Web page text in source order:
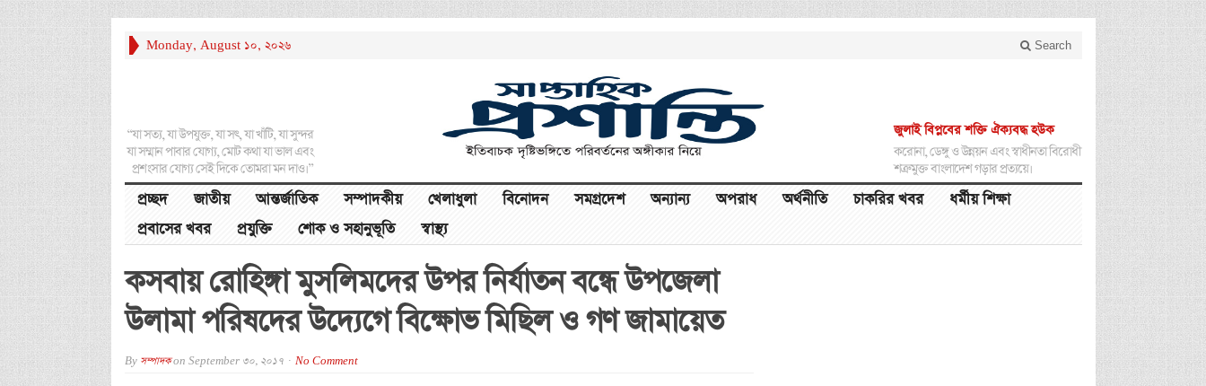
Monday, August 10, 2026 Search
“যা সত্য, যা উপযুক্ত, যা সৎ, যা খাঁটি, যা সুন্দর
যা সম্মান পাবার যোগ্য, মোট কথা যা ভাল এবং
প্রশংসার যোগ্য সেই দিকে তোমরা মন দাও।”
জুলাই বিপ্লবের শক্তি ঐক্যবদ্ধ হউক
করোনা, ডেঙ্গু ও উন্নয়ন এবং স্বাধীনতা বিরোধী
শত্রুমুক্ত বাংলাদেশ গড়ার প্রত্যয়ে।
প্রচ্ছদ জাতীয় আন্তর্জাতিক সম্পাদকীয় খেলাধুলা বিনোদন সমগ্রদেশ অন্যান্য অপরাধ অর্থনীতি চাকরির খবর
ধর্মীয় শিক্ষা
প্রবাসের খবর
প্রযুক্তি শোক ও সহানুভূতি স্বাস্থ্য
কসবায় রোহিঙ্গা মুসলিমদের উপর নির্যাতন বন্ধে উপজেলা
উলামা পরিষদের উদ্যেগে বিক্ষোভ মিছিল ও গণ জামায়েত
By সম্পাদকon September 30, 2017 No Comment